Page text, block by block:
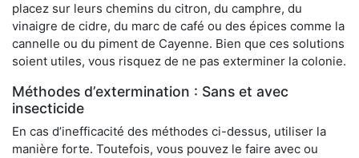
placez sur leurs chemins du citron, du camphre, du
vinaigre de cidre, du marc de café ou des épices comme la
cannelle ou du piment de Cayenne. Bien que ces solutions
soient utiles, vous risquez de ne pas exterminer la colonie.
Méthodes d’extermination : Sans et avec
insecticide
En cas d’inefficacité des méthodes ci-dessus, utiliser la
manière forte. Toutefois, vous pouvez le faire avec ou